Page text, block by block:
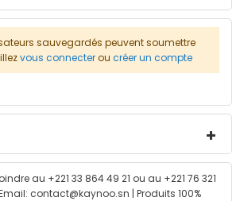
sauvegardés peuvent soumettre
vous connecterou créer un compte
au +221 33 864 49 21 ou au +221 76 321
contact@kaynoo.sn | Produits 100%